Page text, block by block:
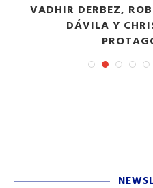
VADHIR DERBEZ,
DÁVILA Y